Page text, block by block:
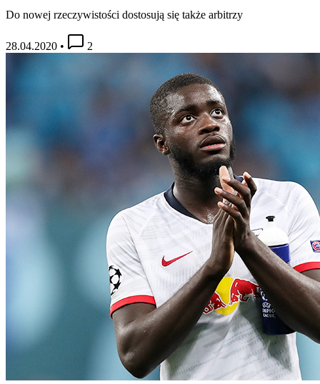
Do nowej rzeczywistości dostosują się także arbitrzy
28.04.2020 • 2